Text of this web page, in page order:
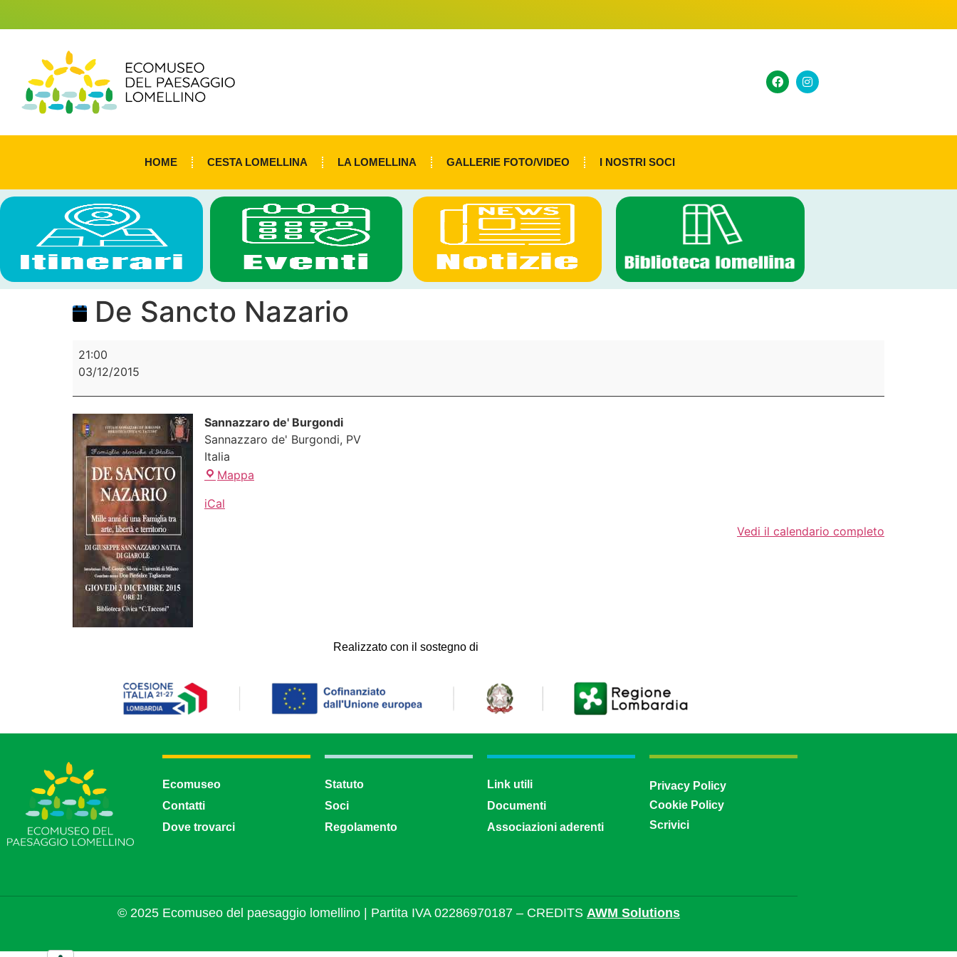
HOME CESTA LOMELLINA LA LOMELLINA GALLERIE FOTO/VIDEO I NOSTRI SOCI
De Sancto Nazario
21:00
03/12/2015
Sannazzaro de' Burgondi
Sannazzaro de' Burgondi, PV
Italia
Mappa
iCal
Vedi il calendario completo
Realizzato con il sostegno di
Ecomuseo
Contatti
Dove trovarci
Statuto
Soci
Regolamento
Link utili
Documenti
Associazioni aderenti
Privacy Policy
Cookie Policy
Scrivici
© 2025 Ecomuseo del paesaggio lomellino | Partita IVA 02286970187 – CREDITS AWM Solutions